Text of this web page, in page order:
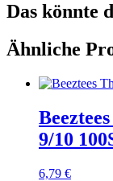
Das könnte
Ähnliche
9/10
6,79 €